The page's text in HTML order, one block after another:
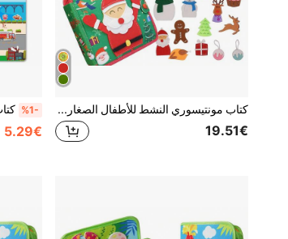
كتاب مونتيسوري النشط للأطفال الصغار، لعبة تعليم مبكر ما قبل المدرسة، هدية للأطفال الصغار، كتاب هادئ لعبة سفر، لوحة نشطة لعبة أطفال، تحسين المهارات الحركية الدقيقة، لعبة حسية معرفية، هدية عيد ميلاد للأطفال الصغار، عيد الميلاد، هالوين
19.51€
%1-
5.29€